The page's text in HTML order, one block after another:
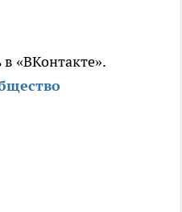
«ВКонтакте».